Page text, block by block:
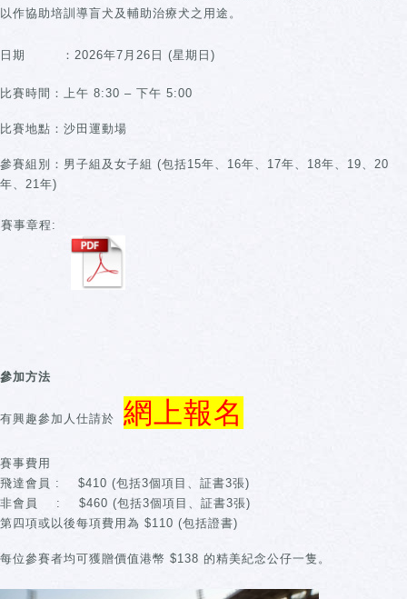
以作協助培訓導盲犬及輔助治療犬之用途。
日期 ：2026年7月26日 (星期日)
比賽時間：上午 8:30 – 下午 5:00
比賽地點：沙田運動場
參賽組別：男子組及女子組 (包括15年、16年、17年、18年、19、20
年、21年)
賽事章程:
參加方法
有興趣參加人仕請於 網上報名
賽事費用
飛達會員 : $410 (包括3個項目、証書3張)
非會員 : $460 (包括3個項目、証書3張)
第四項或以後每項費用為 $110 (包括證書)
每位參賽者均可獲贈價值港幣 $138 的精美紀念公仔一隻。